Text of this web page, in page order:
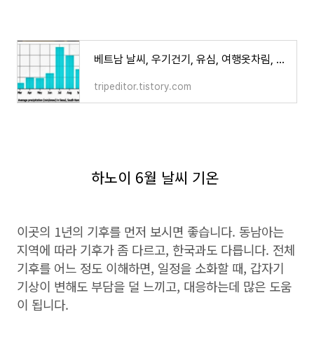
베트남 날씨, 우기건기, 유심, 여행옷차림, 자외선정보 정리
tripeditor.tistory.com
하노이 6월 날씨 기온
이곳의 1년의 기후를 먼저 보시면 좋습니다. 동남아는
지역에 따라 기후가 좀 다르고, 한국과도 다릅니다. 전체
기후를 어느 정도 이해하면, 일정을 소화할 때, 갑자기
기상이 변해도 부담을 덜 느끼고, 대응하는데 많은 도움
이 됩니다.